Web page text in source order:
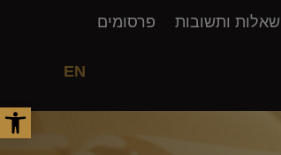
פתח
שאלות ותשובות פרסומים
EN